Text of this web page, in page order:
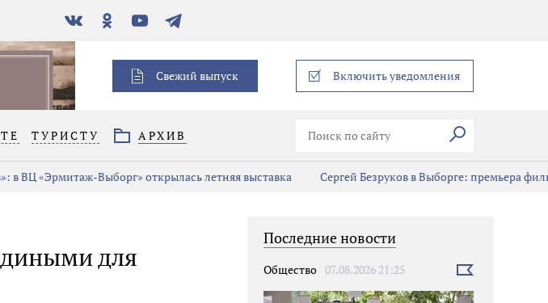
В
контакте
Одноклассники
YouTubeТелеграм
Свежий выпуск Включить уведомления
ТУРИСТУ АРХИВ Искать
в ВЦ «Эрмитаж-Выборг» открылась летняя выставка Сергей Безруков в Выборге: премьера
для
Последние новости
Общество 07.08.2026 21:25
Выбрать